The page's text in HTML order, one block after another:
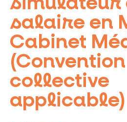
salaire en
Cabinet
(Convention
collective
applicable)